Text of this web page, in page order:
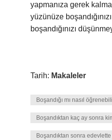
yapmanıza gerek
yüzünüze
boşandığınızı
Tarih: Makaleler
Boşandığı mı nasıl
Boşandıktan kaç ay sonra
Boşandıktan sonra